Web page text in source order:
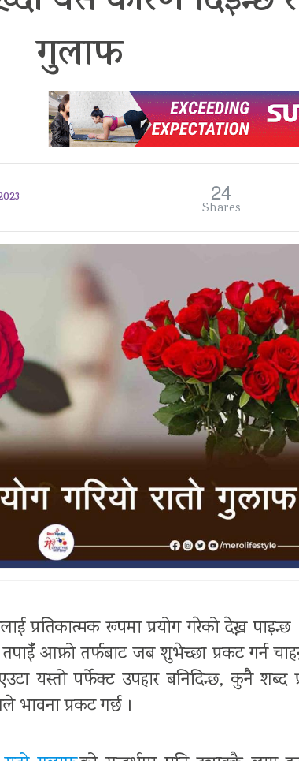
गुलाफ
24
Shares
रूपमा प्रयोग गरेको देख्न
तपाईँ आफ्नो तर्फबाट जब शुभेच्छा प्रकट गर्न
यस्तो पर्फेक्ट उपहार बनिदिन्छ, कुनै शब्द
प्रकट गर्छ ।